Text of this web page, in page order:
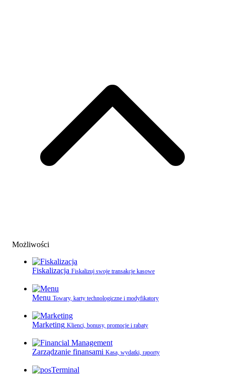
Możliwości
Fiskalizacja Fiskalizuj swoje transakcje kasowe
Menu Towary, karty technologiczne i modyfikatory
Marketing Klienci, bonusy, promocje i rabaty
Zarządzanie finansami Kasa, wydatki, raporty